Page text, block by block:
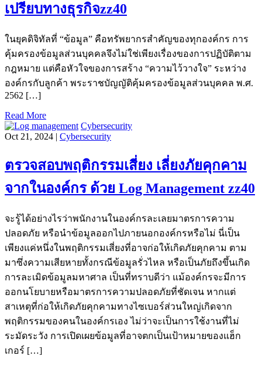
เปรียบทางธุรกิจzz40
ในยุคดิจิทัลที่ “ข้อมูล” คือทรัพยากรสำคัญของทุกองค์กร การ
คุ้มครองข้อมูลส่วนบุคคลจึงไม่ใช่เพียงเรื่องของการปฏิบัติตาม
กฎหมาย แต่คือหัวใจของการสร้าง “ความไว้วางใจ” ระหว่าง
องค์กรกับลูกค้า พระราชบัญญัติคุ้มครองข้อมูลส่วนบุคคล พ.ศ.
2562 […]
Read More
Cybersecurity
Oct 21, 2024 | Cybersecurity
ตรวจสอบพฤติกรรมเสี่ยง เลี่ยงภัยคุกคาม
จากในองค์กร ด้วย Log Management zz40
จะรู้ได้อย่างไรว่าพนักงานในองค์กรละเลยมาตรการความ
ปลอดภัย หรือนำข้อมูลออกไปภายนอกองค์กรหรือไม่ นี่เป็น
เพียงแค่หนึ่งในพฤติกรรมเสี่ยงที่อาจก่อให้เกิดภัยคุกคาม ตาม
มาซึ่งความเสียหายทั้งกรณีข้อมูลรั่วไหล หรือเป็นภัยถึงขึ้นเกิด
การละเมิดข้อมูลมหาศาล เป็นที่ทราบดีว่า แม้องค์กรจะมีการ
ออกนโยบายหรือมาตรการความปลอดภัยที่ชัดเจน หากแต่
สาเหตุที่ก่อให้เกิดภัยคุกคามทางไซเบอร์ส่วนใหญ่เกิดจาก
พฤติกรรมของคนในองค์กรเอง ไม่ว่าจะเป็นการใช้งานที่ไม่
ระมัดระวัง การเปิดเผยข้อมูลที่อาจตกเป็นเป้าหมายของแฮ็ก
เกอร์ […]